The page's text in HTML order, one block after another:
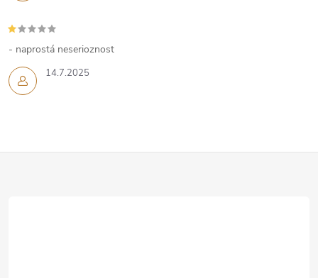
u
14.7.2025
- naprostá neserioznost